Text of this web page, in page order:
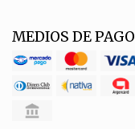
MEDIOS DE PAGO